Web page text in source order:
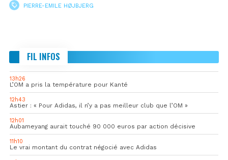
PIERRE-EMILE HØJBJERG
FIL INFOS
13h26
L’OM a pris la température pour Kanté
12h43
Astier : « Pour Adidas, il n’y a pas meilleur club que l’OM »
12h01
Aubameyang aurait touché 90 000 euros par action décisive
11h10
Le vrai montant du contrat négocié avec Adidas